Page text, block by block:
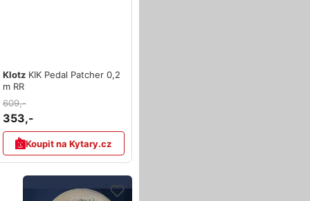
Klotz KIK Pedal Patcher 0,2
m RR
609,-
353,-
Koupit na Kytary.cz